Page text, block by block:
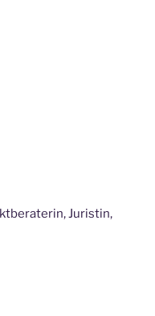
Juristin,